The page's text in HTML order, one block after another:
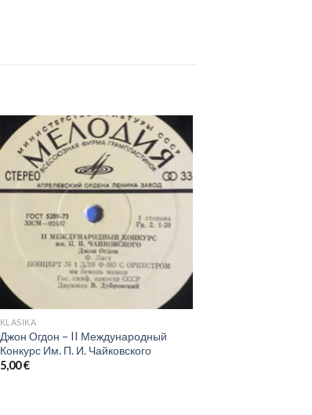
KLASIKA
Джон Огдон – II Международный
Конкурс Им. П. И. Чайковского
5,00€